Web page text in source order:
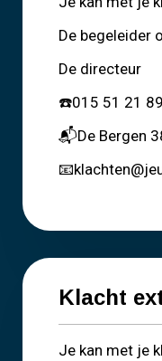
De begeleider
De directeur
☎️015 51 21 89
📬De Bergen
Klacht
Je kan met je